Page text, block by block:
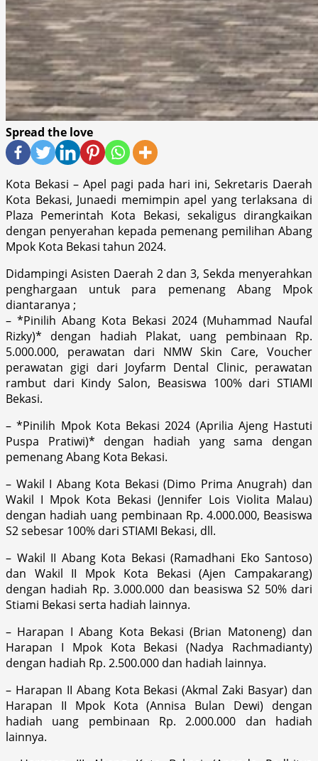
Spread the love
Kota Bekasi – Apel pagi pada hari ini, Sekretaris Daerah
Kota Bekasi, Junaedi memimpin apel yang terlaksana di
Plaza Pemerintah Kota Bekasi, sekaligus dirangkaikan
dengan penyerahan kepada pemenang pemilihan Abang
Mpok Kota Bekasi tahun 2024.
Didampingi Asisten Daerah 2 dan 3, Sekda menyerahkan
penghargaan untuk para pemenang Abang Mpok
diantaranya ;
– *Pinilih Abang Kota Bekasi 2024 (Muhammad Naufal
Rizky)* dengan hadiah Plakat, uang pembinaan Rp.
5.000.000, perawatan dari NMW Skin Care, Voucher
perawatan gigi dari Joyfarm Dental Clinic, perawatan
rambut dari Kindy Salon, Beasiswa 100% dari STIAMI
Bekasi.
– *Pinilih Mpok Kota Bekasi 2024 (Aprilia Ajeng Hastuti
Puspa Pratiwi)* dengan hadiah yang sama dengan
pemenang Abang Kota Bekasi.
– Wakil I Abang Kota Bekasi (Dimo Prima Anugrah) dan
Wakil I Mpok Kota Bekasi (Jennifer Lois Violita Malau)
dengan hadiah uang pembinaan Rp. 4.000.000, Beasiswa
S2 sebesar 100% dari STIAMI Bekasi, dll.
– Wakil II Abang Kota Bekasi (Ramadhani Eko Santoso)
dan Wakil II Mpok Kota Bekasi (Ajen Campakarang)
dengan hadiah Rp. 3.000.000 dan beasiswa S2 50% dari
Stiami Bekasi serta hadiah lainnya.
– Harapan I Abang Kota Bekasi (Brian Matoneng) dan
Harapan I Mpok Kota Bekasi (Nadya Rachmadianty)
dengan hadiah Rp. 2.500.000 dan hadiah lainnya.
– Harapan II Abang Kota Bekasi (Akmal Zaki Basyar) dan
Harapan II Mpok Kota (Annisa Bulan Dewi) dengan
hadiah uang pembinaan Rp. 2.000.000 dan hadiah
lainnya.